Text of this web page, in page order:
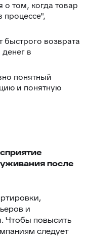
о том, когда товар
процессе",
возврата
в
понятный
и понятную
после
и
Чтобы повысить
следует